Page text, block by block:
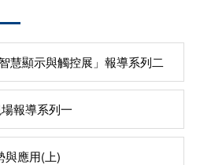
慧顯示與觸控展」報導系列二
報導系列一
與應用(上)